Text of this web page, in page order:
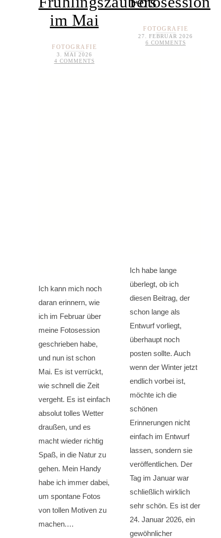
im Mai
FOTOGRAFIE
3. MAI 2026
4 COMMENTS
Ich kann mich noch
daran erinnern, wie
ich im Februar über
meine Fotosession
geschrieben habe,
und nun ist schon
Mai. Es ist verrückt,
wie schnell die Zeit
vergeht. Es ist einfach
absolut tolles Wetter
draußen, und es
macht wieder richtig
Spaß, in die Natur zu
gehen. Mein Handy
habe ich immer dabei,
um spontane Fotos
von tollen Motiven zu
machen.…
FOTOGRAFIE
27. FEBRUAR 2026
6 COMMENTS
Ich habe lange
überlegt, ob ich
diesen Beitrag, der
schon lange als
Entwurf vorliegt,
überhaupt noch
posten sollte. Auch
wenn der Winter jetzt
endlich vorbei ist,
möchte ich die
schönen
Erinnerungen nicht
einfach im Entwurf
lassen, sondern sie
veröffentlichen. Der
Tag im Januar war
schließlich wirklich
sehr schön. Es ist der
24. Januar 2026, ein
gewöhnlicher